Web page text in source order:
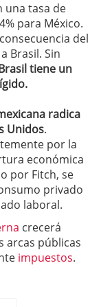
una tasa de
para México.
del
Brasil. Sin
tiene un
radica
Unidos.
por la
económica
por Fitch, se
privado
laboral.
crecerá
arcas públicas
impuestos.